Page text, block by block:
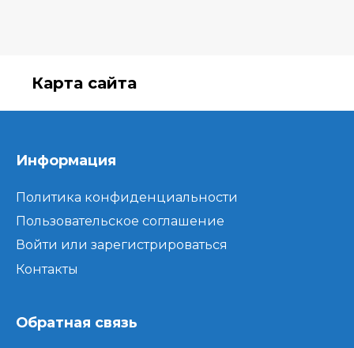
Карта сайта
Информация
Политика конфиденциальности
Пользовательское соглашение
Войти или зарегистрироваться
Контакты
Обратная связь